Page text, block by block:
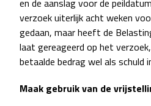
en de aanslag voor de
verzoek uiterlijk acht weken
gedaan, maar heeft de
laat gereageerd op het
betaalde bedrag wel als schuld
Maak gebruik van de